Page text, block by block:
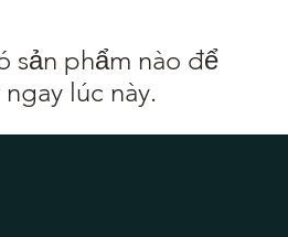
sản phẩm nào để
lúc này.